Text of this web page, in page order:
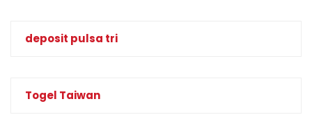
deposit pulsa tri
Togel Taiwan